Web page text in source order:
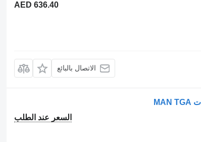
AED 636.40
الاتصال بالبائع
السعر عند الطلب